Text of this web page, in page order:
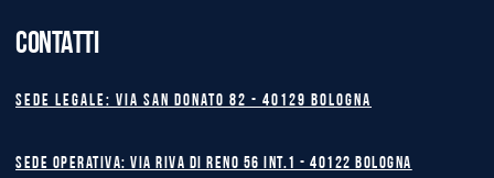
CONTATTI
Sede legale: Via San Donato 82 - 40129 BOLOGNA
Sede operativa: Via Riva di Reno 56 int.1 - 40122 BOLOGNA